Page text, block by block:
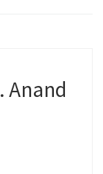
Anand